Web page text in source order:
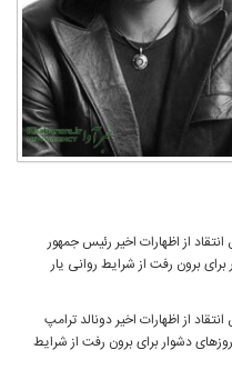
از اظهارات اخیر رئیس جمهور
برای برون رفت از شرایط روانی یار
از اظهارات اخیر دونالد ترامپ
دشوار برای برون رفت از شرایط